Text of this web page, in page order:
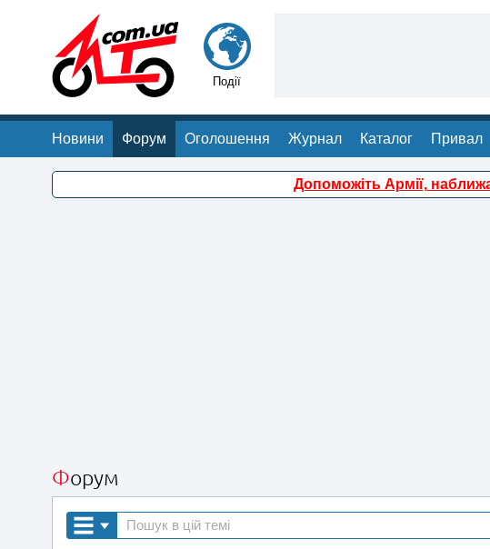
Події
Новини Форум Оголошення Журнал Каталог Привал
Допоможіть Армії,
Форум